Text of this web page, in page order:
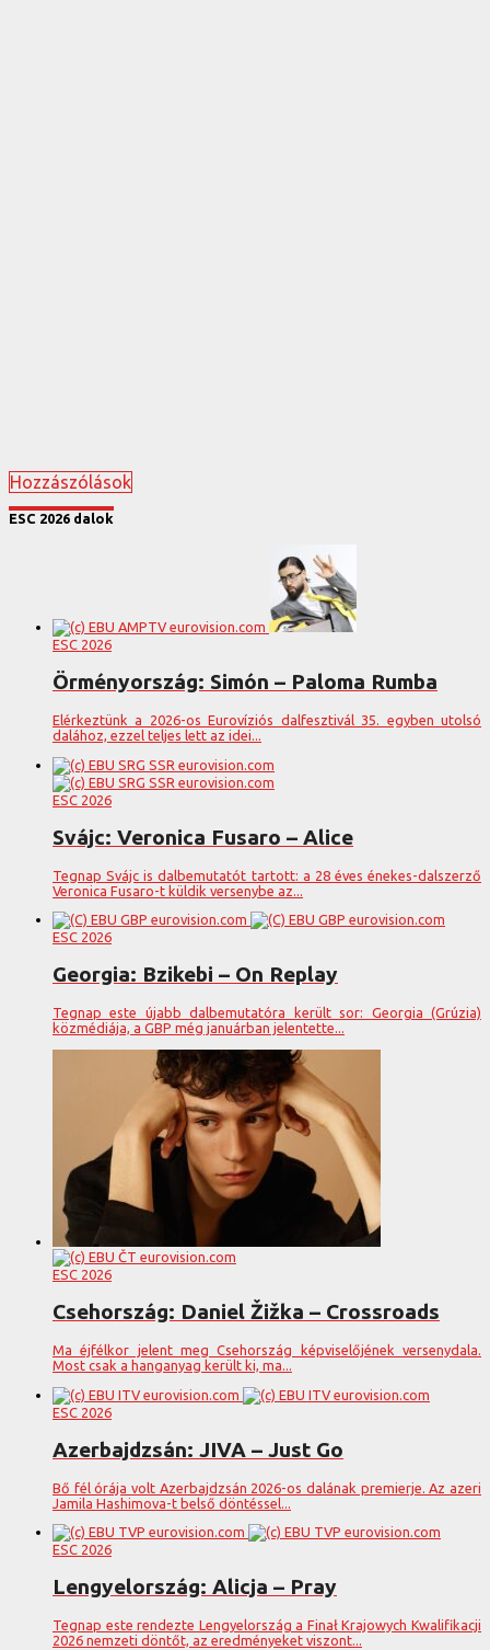
Hozzászólások
ESC 2026 dalok
ESC 2026
Örményország: Simón – Paloma Rumba
Elérkeztünk a 2026-os Eurovíziós dalfesztivál 35. egyben utolsó
dalához, ezzel teljes lett az idei...
ESC 2026
Svájc: Veronica Fusaro – Alice
Tegnap Svájc is dalbemutatót tartott: a 28 éves énekes-dalszerző
Veronica Fusaro-t küldik versenybe az...
ESC 2026
Georgia: Bzikebi – On Replay
Tegnap este újabb dalbemutatóra került sor: Georgia (Grúzia)
közmédiája, a GBP még januárban jelentette...
ESC 2026
Csehország: Daniel Žižka – Crossroads
Ma éjfélkor jelent meg Csehország képviselőjének versenydala.
Most csak a hanganyag került ki, ma...
ESC 2026
Azerbajdzsán: JIVA – Just Go
Bő fél órája volt Azerbajdzsán 2026-os dalának premierje. Az azeri
Jamila Hashimova-t belső döntéssel...
ESC 2026
Lengyelország: Alicja – Pray
Tegnap este rendezte Lengyelország a Finał Krajowych Kwalifikacji
2026 nemzeti döntőt, az eredményeket viszont...